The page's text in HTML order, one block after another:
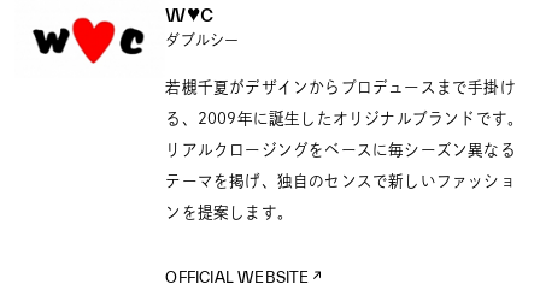
w♥c
ダブルシー
若槻千夏がデザインからプロデュースまで手掛け
る、2009年に誕生したオリジナルブランドです。
リアルクロージングをベースに毎シーズン異なる
テーマを掲げ、独自のセンスで新しいファッショ
ンを提案します。
OFFICIAL WEBSITE